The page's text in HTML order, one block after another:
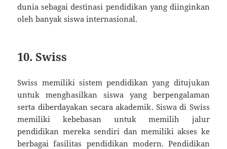
dunia sebagai destinasi pendidikan yang diinginkan
oleh banyak siswa internasional.
10. Swiss
Swiss memiliki sistem pendidikan yang ditujukan
untuk menghasilkan siswa yang berpengalaman
serta diberdayakan secara akademik. Siswa di Swiss
memiliki kebebasan untuk memilih jalur
pendidikan mereka sendiri dan memiliki akses ke
berbagai fasilitas pendidikan modern. Pendidikan